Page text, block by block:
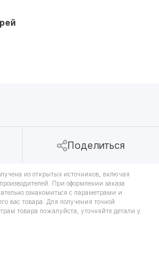
Поделиться
из открытых источников, включая
При оформлении заказа
ознакомиться с параметрами и
вас товара. Для получения точной
товара пожалуйста, уточняйте детали у